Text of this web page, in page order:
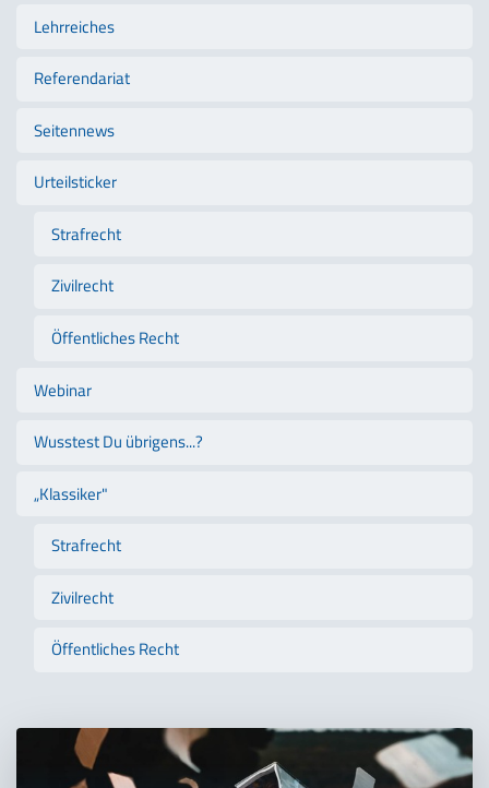
Lehrreiches
Referendariat
Seitennews
Urteilsticker
Strafrecht
Zivilrecht
Öffentliches Recht
Webinar
Wusstest Du übrigens...?
„Klassiker"
Strafrecht
Zivilrecht
Öffentliches Recht